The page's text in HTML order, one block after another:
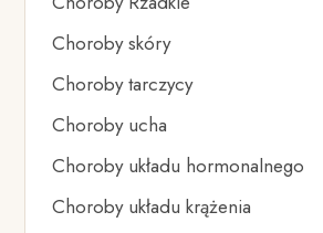
Choroby skóry
Choroby tarczycy
Choroby ucha
Choroby układu hormonalnego
Choroby układu krążenia